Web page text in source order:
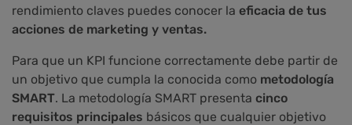
rendimiento claves puedes conocer la eficacia de tus
acciones de marketing y ventas.
Para que un KPI funcione correctamente debe partir de
un objetivo que cumpla la conocida como metodología
SMART. La metodología SMART presenta cinco
requisitos principales básicos que cualquier objetivo